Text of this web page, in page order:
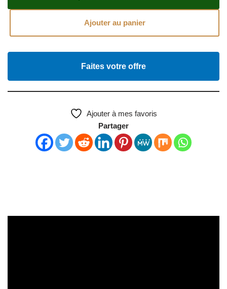
Ajouter au panier
Faites votre offre
Ajouter à mes favoris
Partager